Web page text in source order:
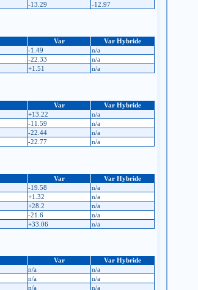
-13.29 -12.97
Var
Var Hybride
-1.49
n/a
-22.33
n/a
+1.51 n/a
Var
Var Hybride
+13.22
n/a
-11.59
n/a
-22.44
n/a
-22.77 n/a
Var
Var Hybride
-19.58
n/a
+1.32
n/a
+28.2
n/a
-21.6
n/a
+33.06 n/a
Var
Var Hybride
n/a
n/a
n/a
n/a
n/a
n/a